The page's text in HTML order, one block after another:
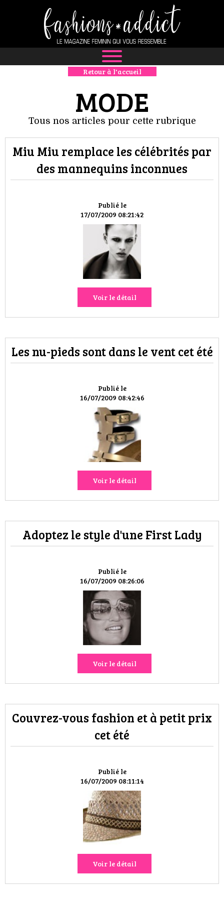
NEWS
MODE
LUXE
DÉFILÉS
BOUTIQUE
CULTURE
HIGH TECH
MAISON
AUTO
LIEUX TENDANCES
MODE DE RUE
HISTOIRE DES MARQUES
DÉCO
VOYAGES & LOISIRS
Retour à l'accueil
MODE
Tous nos articles pour cette rubrique
Publié le
17/07/2009 08:21:42
Miu Miu remplace les célébrités par
des mannequins inconnues
Voir le détail
Publié le
16/07/2009 08:42:46
Les nu-pieds sont dans le vent cet été
Voir le détail
Publié le
16/07/2009 08:26:06
Adoptez le style d'une First Lady
Voir le détail
Publié le
16/07/2009 08:11:14
Couvrez-vous fashion et à petit prix
cet été
Voir le détail